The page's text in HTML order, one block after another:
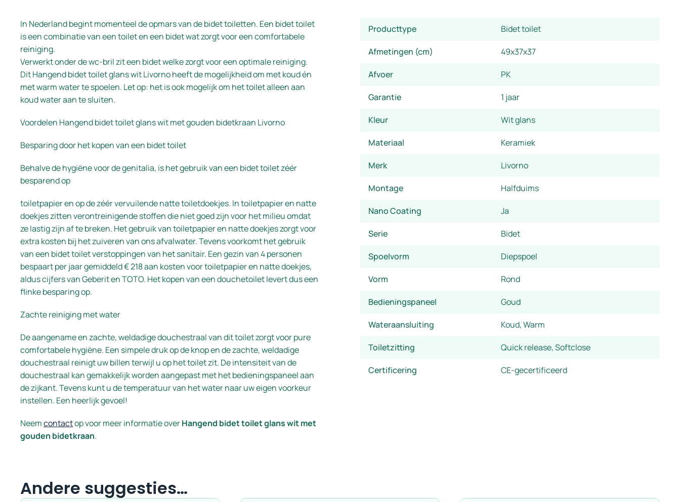
In Nederland begint momenteel de opmars van de bidet toiletten. Een bidet toilet
is een combinatie van een toilet en een bidet wat zorgt voor een comfortabele
reiniging.
Verwerkt onder de wc-bril zit een bidet welke zorgt voor een optimale reiniging.
Dit Hangend bidet toilet glans wit Livorno heeft de mogelijkheid om met koud én
met warm water te spoelen. Let op: het is ook mogelijk om het toilet alleen aan
koud water aan te sluiten.
Voordelen Hangend bidet toilet glans wit met gouden bidetkraan Livorno
Besparing door het kopen van een bidet toilet
Behalve de hygiëne voor de genitalia, is het gebruik van een bidet toilet zéér
besparend op
toiletpapier en op de zéér vervuilende natte toiletdoekjes. In toiletpapier en natte
doekjes zitten verontreinigende stoffen die niet goed zijn voor het milieu omdat
ze lastig zijn af te breken. Het gebruik van toiletpapier en natte doekjes zorgt voor
extra kosten bij het zuiveren van ons afvalwater. Tevens voorkomt het gebruik
van een bidet toilet verstoppingen van het sanitair. Een gezin van 4 personen
bespaart per jaar gemiddeld € 218 aan kosten voor toiletpapier en natte doekjes,
aldus cijfers van Geberit en TOTO. Het kopen van een douchetoilet levert dus een
flinke besparing op.
Zachte reiniging met water
De aangename en zachte, weldadige douchestraal van dit toilet zorgt voor pure
comfortabele hygiëne. Een simpele druk op de knop en de zachte, weldadige
douchestraal reinigt uw billen terwijl u op het toilet zit. De intensiteit van de
douchestraal kan gemakkelijk worden aangepast met het bedieningspaneel aan
de zijkant. Tevens kunt u de temperatuur van het water naar uw eigen voorkeur
instellen. Een heerlijk gevoel!
Neemcontactop voor meer informatie overHangend bidet toilet glans wit met
gouden bidetkraan.
Producttype Bidet toilet
Afmetingen (cm) 49x37x37
Afvoer PK
Garantie 1 jaar
Kleur Wit glans
Materiaal Keramiek
Merk Livorno
Montage Halfduims
Nano Coating Ja
Serie Bidet
Spoelvorm Diepspoel
Vorm Rond
Bedieningspaneel Goud
Wateraansluiting Koud, Warm
Toiletzitting Quick release, Softclose
Certificering CE-gecertificeerd
Andere suggesties…